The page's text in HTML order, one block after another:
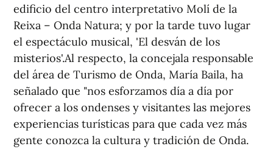
edificio del centro interpretativo Molí de la
Reixa – Onda Natura; y por la tarde tuvo lugar
el espectáculo musical, 'El desván de los
misterios'.Al respecto, la concejala responsable
del área de Turismo de Onda, María Baila, ha
señalado que "nos esforzamos día a día por
ofrecer a los ondenses y visitantes las mejores
experiencias turísticas para que cada vez más
gente conozca la cultura y tradición de Onda.